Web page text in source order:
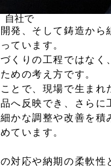
自社で
発、そして鋳造から
ています。
くりの工程ではなく
めの考え方です。
とで、現場で生まれ
へ反映でき、さらに
かな調整や改善を積
ています。
対応や納期の柔軟性